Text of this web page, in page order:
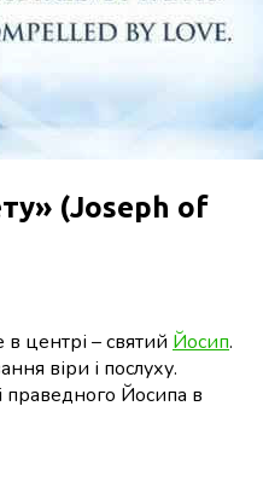
(Joseph of
центрі – святий Йосип.
віри і послуху.
праведного Йосипа в